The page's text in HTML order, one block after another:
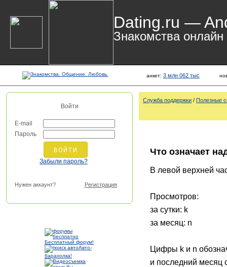
Dating.ru —
Знакомства онлайн
анкет: 3 млн 062 тыс
Войти
E-mail
Пароль
Забыли пароль?
Нужен аккаунт? Регистрация
Бесплатный форум!
Авто-
барахолка!
Служба поддержки / Полезные
Что означает
В левой верхней
Просмотров:
за сутки: k
за месяц: n
Цифры k и n
и последний месяц